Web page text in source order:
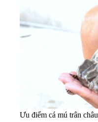
Ưu điểm cá mú trân châu